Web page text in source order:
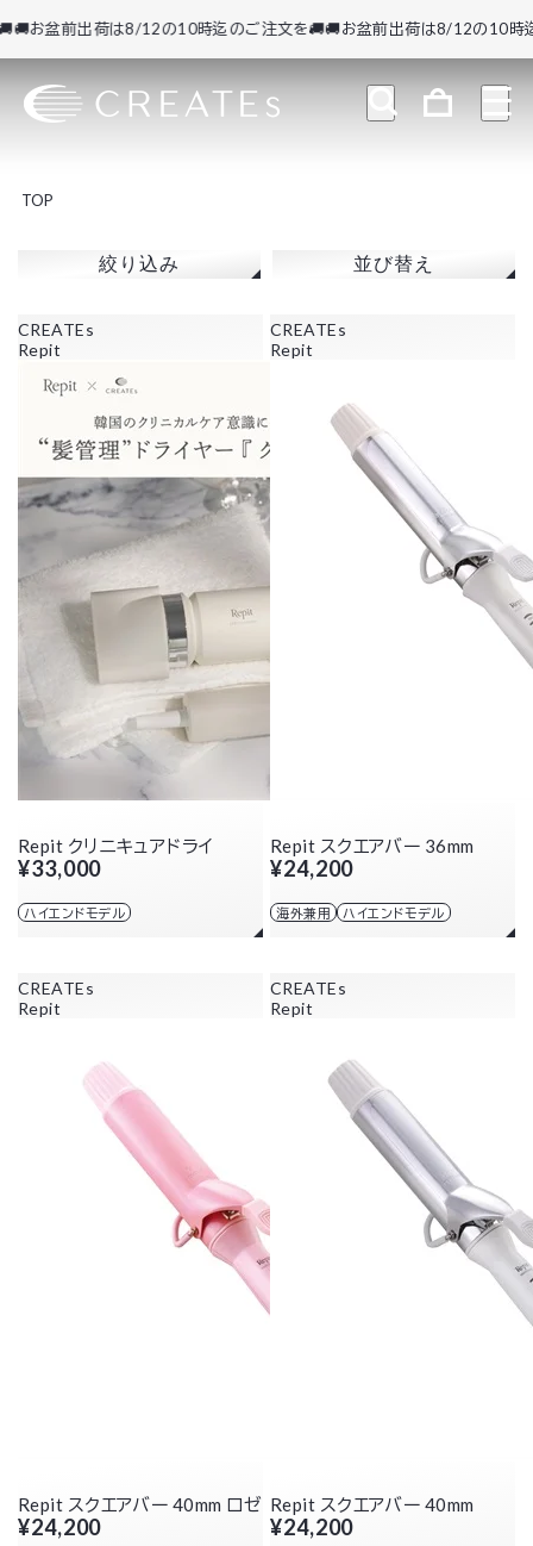
お盆前出荷は8/12の10時迄のご注文を🚚🚚お盆前出荷は8/12の10時迄
TOP
絞り込み 並び替え
CREATEs
Repit
Repit クリニキュアドライ
¥33,000
ハイエンドモデル
CREATEs
Repit
Repit スクエアバー 36mm
¥24,200
海外兼用 ハイエンドモデル
CREATEs
Repit
Repit スクエアバー 40mm ロゼ
¥24,200
CREATEs
Repit
Repit スクエアバー 40mm
¥24,200